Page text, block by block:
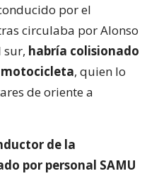
por el
circulaba por Alonso
sur, habría colisionado
motocicleta, quien lo
de oriente a
de la
por personal SAMU